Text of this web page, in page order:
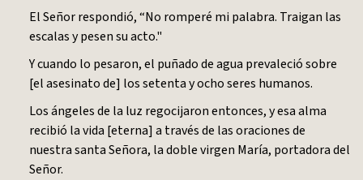
El Señor respondió, “No romperé mi palabra. Traigan las
escalas y pesen su acto."
Y cuando lo pesaron, el puñado de agua prevaleció sobre
[el asesinato de] los setenta y ocho seres humanos.
Los ángeles de la luz regocijaron entonces, y esa alma
recibió la vida [eterna] a través de las oraciones de
nuestra santa Señora, la doble virgen María, portadora del
Señor.